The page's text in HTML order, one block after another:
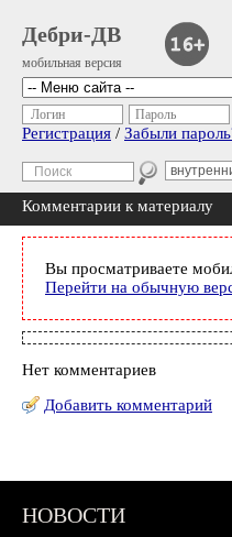
Дебри-ДВ
мобильная версия
Логин Пароль
Регистрация / Забыли
Комментарии к материалу
Вы просматриваете
Перейти на обычную
Нет комментариев
Добавить комментарий
НОВОСТИ